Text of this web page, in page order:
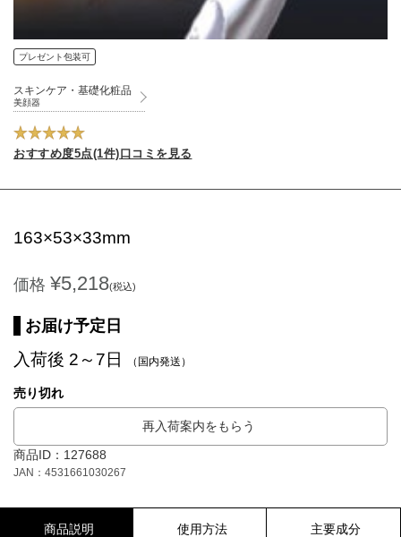
プレゼント包装可
スキンケア・基礎化粧品
美顔器
おすすめ度5点(1件)口コミを見る
163×53×33mm
価格 ¥5,218(税込)
お届け予定日
入荷後 2～7日 （国内発送）
売り切れ
再入荷案内をもらう
商品ID：127688
JAN：4531661030267
商品説明 使用方法 主要成分